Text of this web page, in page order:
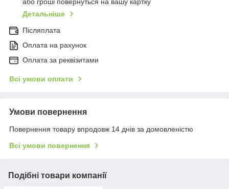
або гроші повернуться на вашу картку
Детальніше
Післяплата
Оплата на рахунок
Оплата за реквізитами
Всі умови оплати
Умови повернення
Повернення товару впродовж 14 днів за домовленістю
Всі умови повернення
Подібні товари компанії